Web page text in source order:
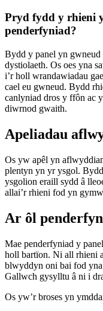
Pryd fydd y rhieni
penderfyniad?
Bydd y panel yn
dystiolaeth. Os oes yna
i’r holl wrandawiadau
cael eu gwneud. Bydd
canlyniad dros y ffôn ac
diwrnod gwaith.
Apeliadau
Os yw apêl yn
plentyn yn yr ysgol.
ysgolion eraill sydd â
allai’r rhieni fod yn
Ar ôl
Mae penderfyniad y
holl bartïon. Ni all rhieni
blwyddyn oni bai fod
Gallwch gysylltu â ni i
Os yw’r broses yn